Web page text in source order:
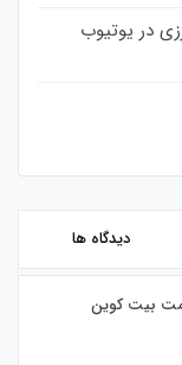
در یوتیوب
دیدگاه ها
بیت کوین